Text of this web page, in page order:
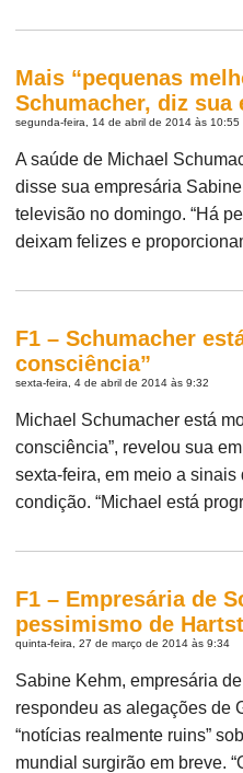
Mais “pequenas
Schumacher, diz sua
segunda-feira, 14 de abril de 2014 às 10:55
A saúde de Michael
disse sua empresária
televisão no domingo. “Há
deixam felizes e
F1 – Schumacher
consciência”
sexta-feira, 4 de abril de 2014 às 9:32
Michael Schumacher está
consciência”, revelou sua
sexta-feira, em meio a
condição. “Michael está
F1 – Empresária de
pessimismo de
quinta-feira, 27 de março de 2014 às 9:34
Sabine Kehm, empresária
respondeu as alegações de
“notícias realmente ruins”
mundial surgirão em breve.